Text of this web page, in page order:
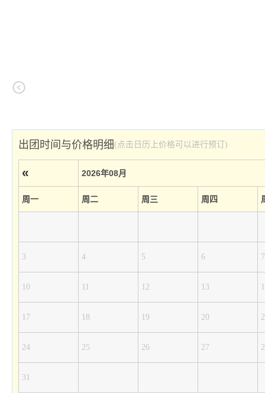
出团时间与价格明细(点击日历上价格可以进行预订)
« 2026年08月
周一 周二 周三 周四
3 4 5 6 7
10 11 12 13
17 18 19 20
24 25 26 27
31